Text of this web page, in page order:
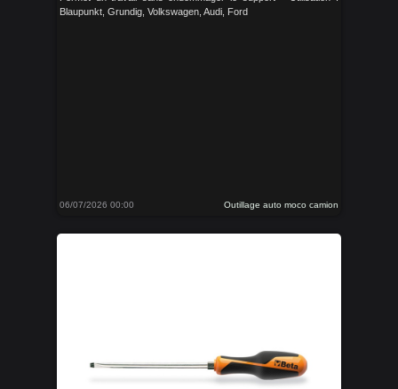
Blaupunkt, Grundig, Volkswagen, Audi, Ford
06/07/2026 00:00 Outillage auto moco camion